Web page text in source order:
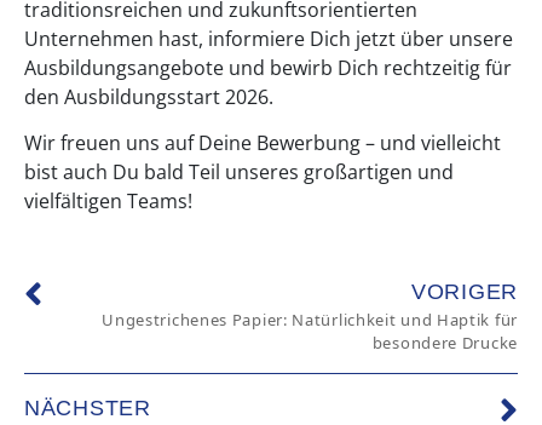
traditionsreichen und zukunftsorientierten
Unternehmen hast, informiere Dich jetzt über unsere
Ausbildungsangebote und bewirb Dich rechtzeitig für
den Ausbildungsstart 2026.
Wir freuen uns auf Deine Bewerbung – und vielleicht
bist auch Du bald Teil unseres großartigen und
vielfältigen Teams!
VORIGER
Ungestrichenes Papier: Natürlichkeit und Haptik für
besondere Drucke
NÄCHSTER